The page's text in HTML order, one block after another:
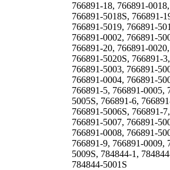
766891-18, 766891-
766891-5018S, 766891-
766891-5019, 766891-
766891-0002, 766891-
766891-20, 766891-
766891-5020S, 766891-
766891-5003, 766891-
766891-0004, 766891-
766891-5, 766891-0005,
5005S, 766891-6,
766891-5006S, 766891-
766891-5007, 766891-
766891-0008, 766891-
766891-9, 766891-0009,
5009S, 784844-1,
784844-5001S